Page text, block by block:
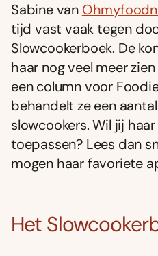
Sabine van
tijd vast vaak tegen
Slowcookerboek. De
haar nog veel meer
een column voor
behandelt ze een
slowcookers. Wil jij
toepassen? Lees dan
mogen haar favoriete
Het